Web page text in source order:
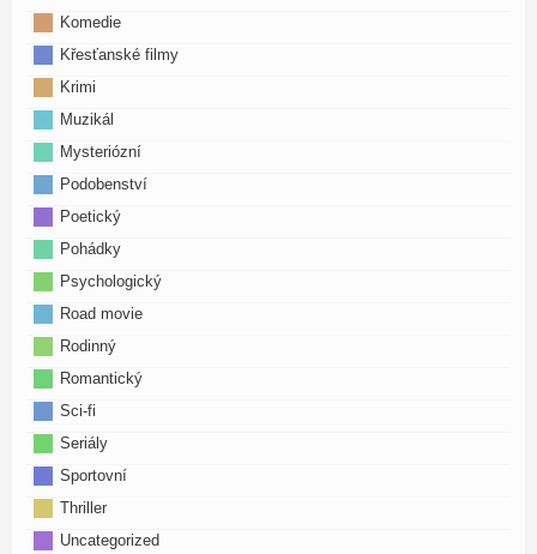
Komedie
Křesťanské filmy
Krimi
Muzikál
Mysteriózní
Podobenství
Poetický
Pohádky
Psychologický
Road movie
Rodinný
Romantický
Sci-fi
Seriály
Sportovní
Thriller
Uncategorized